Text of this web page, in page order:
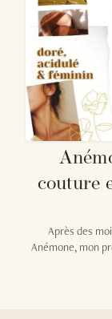
couture
Après des
Anémone, mon